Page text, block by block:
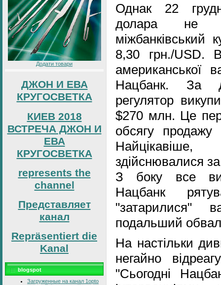
Додати товари
ДЖОН И ЕВА
КРУГОСВЕТКА
КИЕВ 2018
ВСТРЕЧА ДЖОН И
ЕВА
КРУГОСВЕТКА
represents the
channel
Представляет
канал
Repräsentiert die
Kanal
blogspot
Загруженные на канал 1opto
Однак 22
долара не
міжбанківський
8,30 грн./USD.
американської
Нацбанк. За
регулятор
$270 млн. Це
обсягу
здійснювалися
З боку все
Нацбанк
"затарилися"
подальший обвал
На настільки
негайно
"Сьогодні